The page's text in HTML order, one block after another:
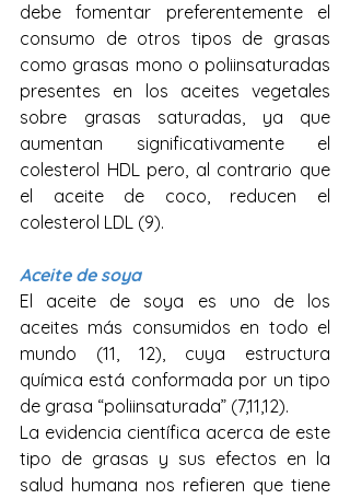
debe fomentar preferentemente el
consumo de otros tipos de grasas
como grasas mono o poliinsaturadas
presentes en los aceites vegetales
sobre grasas saturadas, ya que
aumentan significativamente el
colesterol HDL pero, al contrario que
el aceite de coco, reducen el
colesterol LDL (9).
Aceite de soya
El aceite de soya es uno de los
aceites más consumidos en todo el
mundo (11, 12), cuya estructura
química está conformada por un tipo
de grasa “poliinsaturada” (7,11,12).
La evidencia científica acerca de este
tipo de grasas y sus efectos en la
salud humana nos refieren que tiene